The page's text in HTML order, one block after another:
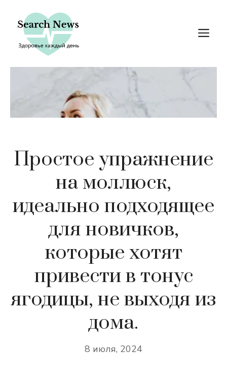
содержимому
Простое упражнение
на моллюск,
идеально подходящее
для новичков,
которые хотят
привести в тонус
ягодицы, не выходя из
дома.
8 июля, 2024